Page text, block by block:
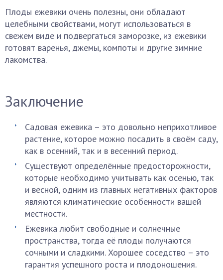
Плоды ежевики очень полезны, они обладают
целебными свойствами, могут использоваться в
свежем виде и подвергаться заморозке, из ежевики
готовят варенья, джемы, компоты и другие зимние
лакомства.
Заключение
Садовая ежевика – это довольно неприхотливое
растение, которое можно посадить в своём саду,
как в осенний, так и в весенний период.
Существуют определённые предосторожности,
которые необходимо учитывать как осенью, так
и весной, одним из главных негативных факторов
являются климатические особенности вашей
местности.
Ежевика любит свободные и солнечные
пространства, тогда её плоды получаются
сочными и сладкими. Хорошее соседство – это
гарантия успешного роста и плодоношения.